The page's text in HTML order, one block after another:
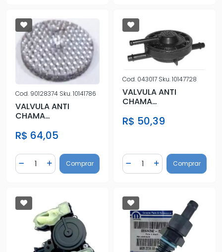
Cod. 90128374 Sku.10141786
VALVULA ANTI
CHAMA
A (PENEIRA)
REDONDO
R$ 64,05
Diminuir Quantidade
Quantidade
Adicionar Quantidade
Comprar
Cod. 043017 Sku.10147728
VALVULA ANTI
CHAMA
A (TAMPA VAL)
R$ 50,39
Diminuir Quantidade
Quantidade
AdicionarComprar